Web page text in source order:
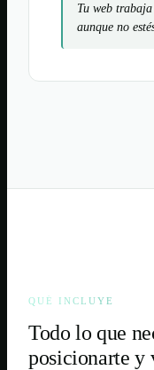
Tu web
aunque no
QUÉ INCLUYE
Todo lo que
posicionarte y